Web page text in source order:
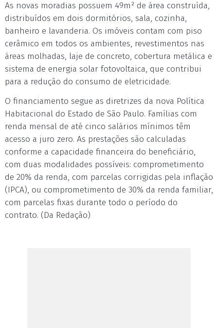
As novas moradias possuem 49m² de área construída,
distribuídos em dois dormitórios, sala, cozinha,
banheiro e lavanderia. Os imóveis contam com piso
cerâmico em todos os ambientes, revestimentos nas
áreas molhadas, laje de concreto, cobertura metálica e
sistema de energia solar fotovoltaica, que contribui
para a redução do consumo de eletricidade.
O financiamento segue as diretrizes da nova Política
Habitacional do Estado de São Paulo. Famílias com
renda mensal de até cinco salários mínimos têm
acesso a juro zero. As prestações são calculadas
conforme a capacidade financeira do beneficiário,
com duas modalidades possíveis: comprometimento
de 20% da renda, com parcelas corrigidas pela inflação
(IPCA), ou comprometimento de 30% da renda familiar,
com parcelas fixas durante todo o período do
contrato. (Da Redação)